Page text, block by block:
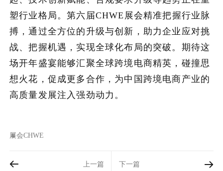
塑行业格局。第六届CHWE展会精准把握行业脉
搏，通过全方位的升级与创新，助力企业应对挑
战、把握机遇，实现全球化布局的突破。期待这
场开年盛宴能够汇聚全球跨境电商精英，碰撞思
想火花，促成更多合作，为中国跨境电商产业的
高质量发展注入强劲动力。
展会CHWE
上一篇 下一篇